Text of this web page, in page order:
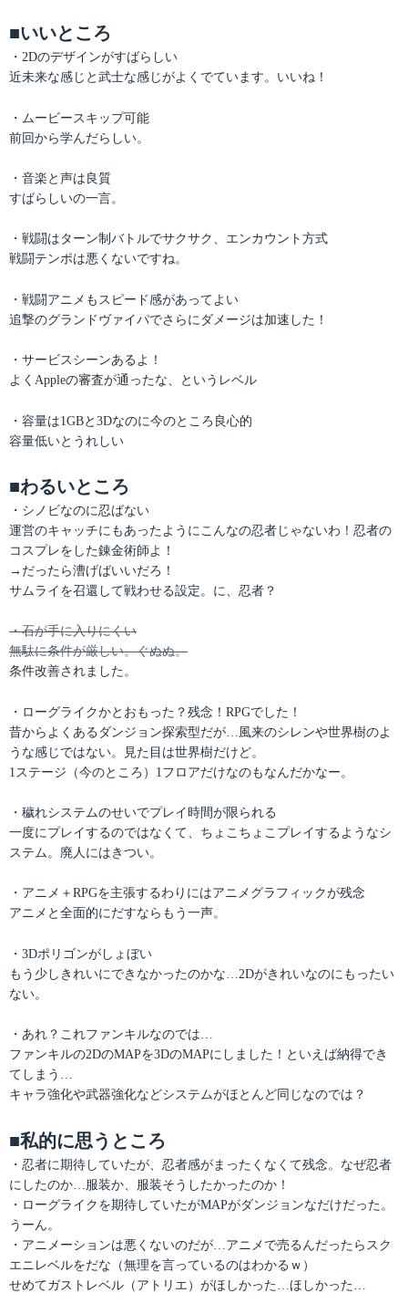
■いいところ
・2Dのデザインがすばらしい
近未来な感じと武士な感じがよくでています。いいね！
・ムービースキップ可能
前回から学んだらしい。
・音楽と声は良質
すばらしいの一言。
・戦闘はターン制バトルでサクサク、エンカウント方式
戦闘テンポは悪くないですね。
・戦闘アニメもスピード感があってよい
追撃のグランドヴァイパでさらにダメージは加速した！
・サービスシーンあるよ！
よくAppleの審査が通ったな、というレベル
・容量は1GBと3Dなのに今のところ良心的
容量低いとうれしい
■わるいところ
・シノビなのに忍ばない
運営のキャッチにもあったようにこんなの忍者じゃないわ！忍者の
コスプレをした錬金術師よ！
→だったら漕げばいいだろ！
サムライを召還して戦わせる設定。に、忍者？
・石が手に入りにくい
無駄に条件が厳しい。ぐぬぬ。
条件改善されました。
・ローグライクかとおもった？残念！RPGでした！
昔からよくあるダンジョン探索型だが…風来のシレンや世界樹のよ
うな感じではない。見た目は世界樹だけど。
1ステージ（今のところ）1フロアだけなのもなんだかなー。
・穢れシステムのせいでプレイ時間が限られる
一度にプレイするのではなくて、ちょこちょこプレイするようなシ
ステム。廃人にはきつい。
・アニメ＋RPGを主張するわりにはアニメグラフィックが残念
アニメと全面的にだすならもう一声。
・3Dポリゴンがしょぼい
もう少しきれいにできなかったのかな…2Dがきれいなのにもったい
ない。
・あれ？これファンキルなのでは…
ファンキルの2DのMAPを3DのMAPにしました！といえば納得でき
てしまう…
キャラ強化や武器強化などシステムがほとんど同じなのでは？
■私的に思うところ
・忍者に期待していたが、忍者感がまったくなくて残念。なぜ忍者
にしたのか…服装か、服装そうしたかったのか！
・ローグライクを期待していたがMAPがダンジョンなだけだった。
うーん。
・アニメーションは悪くないのだが…アニメで売るんだったらスク
エニレベルをだな（無理を言っているのはわかるｗ）
せめてガストレベル（アトリエ）がほしかった…ほしかった…